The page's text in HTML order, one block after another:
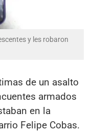
y les robaron
de un asalto
armados
en la
Felipe Cobas.